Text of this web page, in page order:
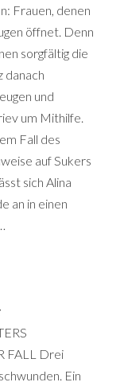
Frauen, denen
öffnet. Denn
sorgfältig die
danach
und
um Mithilfe.
Fall des
auf Sukers
sich Alina
an in einen
FALL Drei
Ein